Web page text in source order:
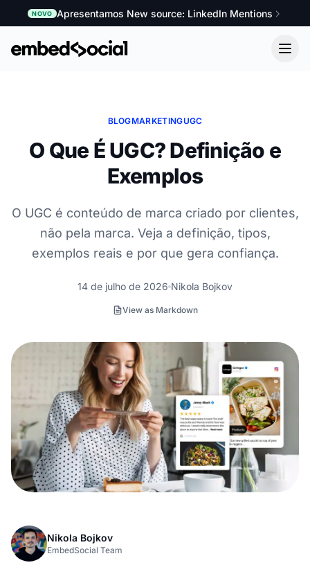
NOVO Apresentamos New source: LinkedIn Mentions
BLOGMARKETINGUGC
O Que É UGC? Definição e
Exemplos
O UGC é conteúdo de marca criado por clientes,
não pela marca. Veja a definição, tipos,
exemplos reais e por que gera confiança.
14 de julho de 2026 Nikola Bojkov
View as Markdown
Nikola Bojkov
EmbedSocial Team